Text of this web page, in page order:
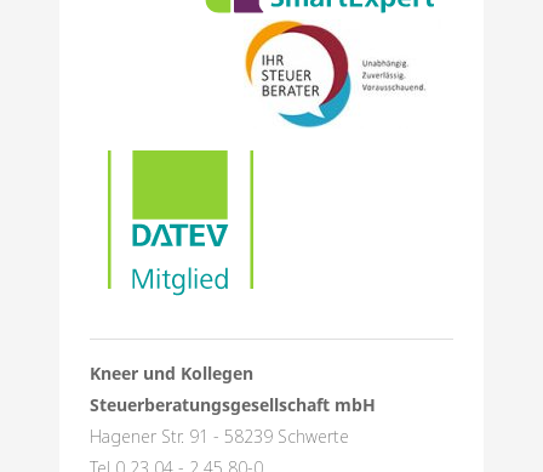
Kneer und Kollegen
Steuerberatungsgesellschaft mbH
Hagener Str. 91 - 58239 Schwerte